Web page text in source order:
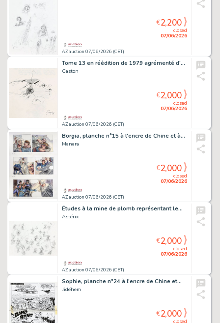
AZ auction 07/06/2026 (CET)
closed
07/06/2026
€2,200
Tome 13 en réédition de 1979 agrémenté d'un…
Gaston
AZ auction 07/06/2026 (CET)
closed
07/06/2026
€2,000
Borgia, planche n°15 à l'encre de Chine et à…
Manara
AZ auction 07/06/2026 (CET)
closed
07/06/2026
€2,000
Études à la mine de plomb représentant le…
Astérix
AZ auction 07/06/2026 (CET)
closed
07/06/2026
€2,000
Sophie, planche n°24 à l'encre de Chine et…
Jidéhem
closed
€2,000